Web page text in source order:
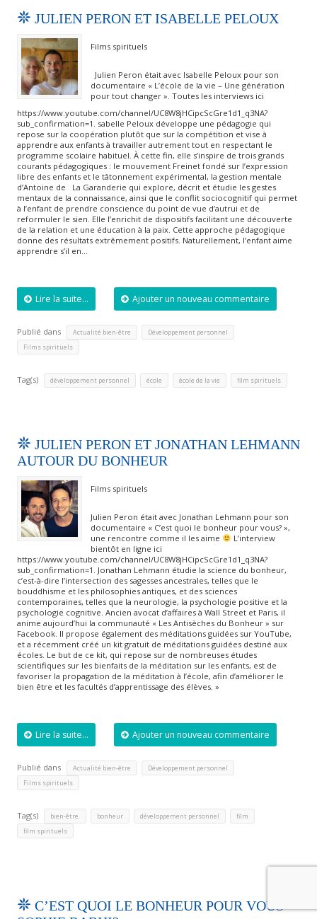
JULIEN PERON ET ISABELLE PELOUX
Films spirituels
Julien Peron était avec Isabelle Peloux pour son
documentaire « L’école de la vie – Une génération
pour tout changer ». Toutes les interviews ici
https://www.youtube.com/channel/UC8W8jHCipcScGre1d1_q3NA?
sub_confirmation=1. sabelle Peloux développe une pédagogie qui
repose sur la coopération plutôt que sur la compétition et vise à
apprendre aux enfants à travailler autrement tout en respectant le
programme scolaire habituel. À cette fin, elle s’inspire de trois grands
courants pédagogiques : le mouvement Freinet fondé sur l’expression
libre des enfants et le tâtonnement expérimental, la gestion mentale
d’Antoine de La Garanderie qui explore, décrit et étudie les gestes
mentaux de la connaissance, ainsi que le conflit sociocognitif qui permet
à l’enfant de prendre conscience du point de vue d’autrui et de
reformuler le sien. Elle l’enrichit de dispositifs facilitant une découverte
de la relation et une éducation à la paix. Cette approche pédagogique
donne des résultats extrêmement positifs. Naturellement, l’enfant aime
apprendre s’il en…
Lire la suite... Ajouter un nouveau commentaire
Publié dans Actualité bien-être Développement personnel
Films spirituels
Tag(s) développement personnel école école de la vie film spirituels
JULIEN PERON ET JONATHAN LEHMANN
AUTOUR DU BONHEUR
Films spirituels
Julien Peron​ était avec Jonathan Lehmann pour son
documentaire « C’est quoi le bonheur pour vous? »,
une rencontre comme il les aime
L’interview
bientôt en ligne ici
https://www.youtube.com/channel/UC8W8jHCipcScGre1d1_q3NA?
sub_confirmation=1. Jonathan Lehmann étudie la science du bonheur,
c’est-à-dire l’intersection des sagesses ancestrales, telles que le
bouddhisme et les philosophies antiques, et des sciences
contemporaines, telles que la neurologie, la psychologie positive et la
psychologie cognitive. Ancien avocat d’affaires à Wall Street et Paris, il
anime aujourd’hui la communauté « Les Antisèches du Bonheur » sur
Facebook. Il propose également des méditations guidées sur YouTube,
et a récemment créé un kit gratuit de méditations guidées destiné aux
écoles. Le but de ce kit, qui repose sur de nombreuses études
scientifiques sur les bienfaits de la méditation sur les enfants, est de
favoriser la propagation de la méditation à l’école, afin d’améliorer le
bien être et les facultés d’apprentissage des élèves. »
Lire la suite... Ajouter un nouveau commentaire
Publié dans Actualité bien-être Développement personnel
Films spirituels
Tag(s) bien-être. bonheur développement personnel film
film spirituels
C’EST QUOI LE BONHEUR POUR VOUS